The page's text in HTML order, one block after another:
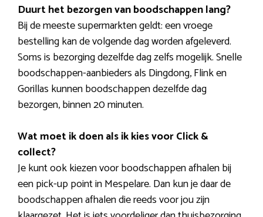
Duurt het bezorgen van boodschappen lang?
Bij de meeste supermarkten geldt: een vroege
bestelling kan de volgende dag worden afgeleverd.
Soms is bezorging dezelfde dag zelfs mogelijk. Snelle
boodschappen-aanbieders als Dingdong, Flink en
Gorillas kunnen boodschappen dezelfde dag
bezorgen, binnen 20 minuten.
Wat moet ik doen als ik kies voor Click &
collect?
Je kunt ook kiezen voor boodschappen afhalen bij
een pick-up point in Mespelare. Dan kun je daar de
boodschappen afhalen die reeds voor jou zijn